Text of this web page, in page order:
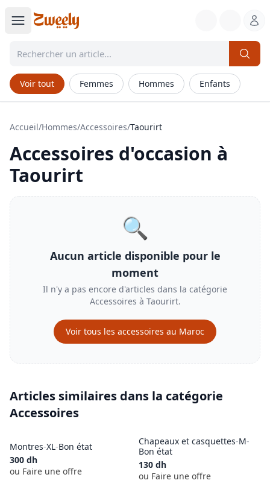
Voir tout Femmes Hommes Enfants
Accueil/Hommes/Accessoires/Taourirt
Accessoires d'occasion à
Taourirt
🔍
Aucun article disponible pour le
moment
Il n'y a pas encore d'articles dans la catégorie
Accessoires à Taourirt.
Voir tous les accessoires au Maroc
Articles similaires dans la catégorie
Accessoires
Montres-XL-Bon état
300 dh
ou Faire une offre
Chapeaux et casquettes-M-
Bon état
130 dh
ou Faire une offre